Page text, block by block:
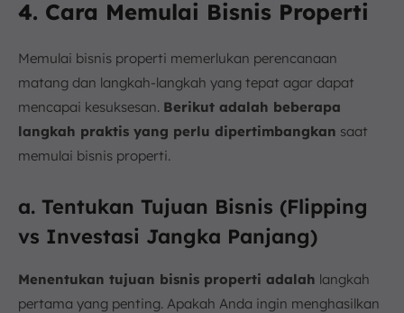
4. Cara Memulai Bisnis Properti
Memulai bisnis properti memerlukan perencanaan
matang dan langkah-langkah yang tepat agar dapat
mencapai kesuksesan. Berikut adalah beberapa
langkah praktis yang perlu dipertimbangkan saat
memulai bisnis properti.
a. Tentukan Tujuan Bisnis (Flipping
vs Investasi Jangka Panjang)
Menentukan tujuan bisnis properti adalah langkah
pertama yang penting. Apakah Anda ingin menghasilkan